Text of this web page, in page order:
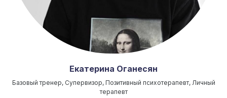
Екатерина Оганесян
Базовый тренер, Супервизор, Позитивный психотерапевт, Личный
терапевт